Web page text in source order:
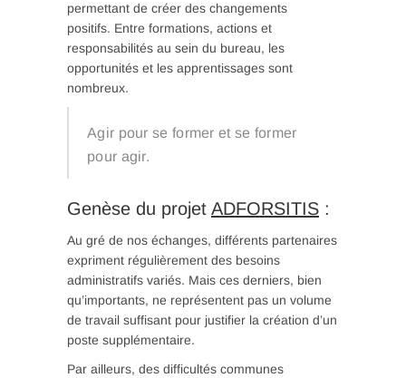
permettant de créer des changements
positifs. Entre formations, actions et
responsabilités au sein du bureau, les
opportunités et les apprentissages sont
nombreux.
Agir pour se former et se former
pour agir.
Genèse du projet ADFORSITIS :
Au gré de nos échanges, différents partenaires
expriment régulièrement des besoins
administratifs variés. Mais ces derniers, bien
qu’importants, ne représentent pas un volume
de travail suffisant pour justifier la création d’un
poste supplémentaire.
Par ailleurs, des difficultés communes